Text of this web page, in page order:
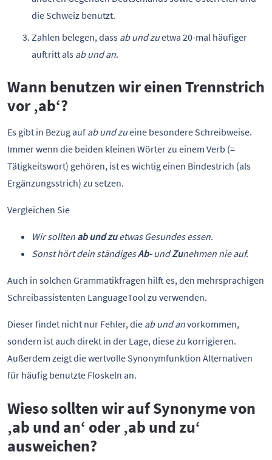
die Schweiz benutzt.
Zahlen belegen, dass ab und zuetwa 20-mal häufiger
auftritt als ab und an.
Wann benutzen wir einen Trennstrich
vor ‚ab‘?
Es gibt in Bezug auf ab und zueine besondere Schreibweise.
Immer wenn die beiden kleinen Wörter zu einem Verb (=
Tätigkeitswort) gehören, ist es wichtig einen Bindestrich (als
Ergänzungsstrich) zu setzen.
Vergleichen Sie
Wir sollten ab und zuetwas Gesundes essen.
Sonst hört dein ständigesAb-undZunehmen nie auf.
Auch in solchen Grammatikfragen hilft es, den mehrsprachigen
Schreibassistenten LanguageTool zu verwenden.
Dieser findet nicht nur Fehler, die ab und anvorkommen,
sondern ist auch direkt in der Lage, diese zu korrigieren.
Außerdem zeigt die wertvolle Synonymfunktion Alternativen
für häufig benutzte Floskeln an.
Wieso sollten wir auf Synonyme von
‚ab und an‘ oder ‚ab und zu‘
ausweichen?